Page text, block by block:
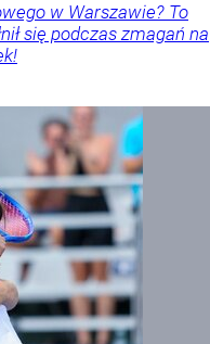
w Warszawie? To
się podczas zmagań na